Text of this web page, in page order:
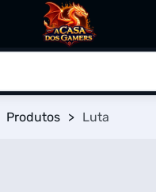
Produtos > Luta